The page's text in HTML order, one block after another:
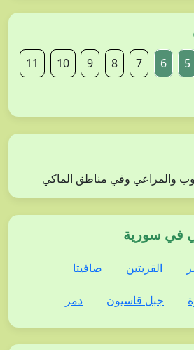
5
6
7
8
9
10
11
والمراعي وفي مناطق الماكي
في سورية
القريتين صافيتا
جبل قاسيون دمر